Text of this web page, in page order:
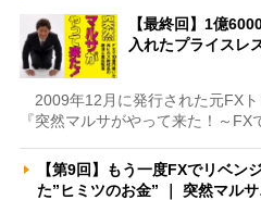
【最終回】1億
入れたプライスレ
2009年12月に発行された元FX
『突然マルサがやって来た！～FX
【第9回】もう一度FXでリベ
た”ヒミツのお金” ｜ 突然マル